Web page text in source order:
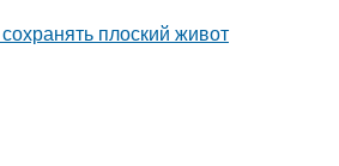
плоский живот